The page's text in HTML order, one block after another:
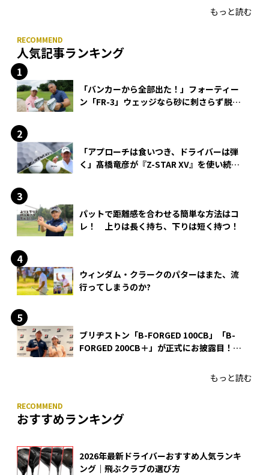
もっと読む
人気記事ランキング
「バンカーから全部出た！」フォーティー
ン「FR-3」ウェッジなら砂に刺さらず脱出
「アプローチは食いつき、ドライバーは弾
く」髙橋竜彦が『Z-STAR XV』を使い続け
パットで距離感を合わせる簡単な方法はコ
レ！ 上りは長く持ち、下りは短く持つ！
ウィンダム・クラークのパターはまた、流
行ってしまうのか?
ブリヂストン「B-FORGED 100CB」「B-
FORGED 200CB＋」が正式にお披露目！
もっと読む
おすすめランキング
2026年最新ドライバーおすすめ人気ランキ
ング｜飛ぶクラブの選び方